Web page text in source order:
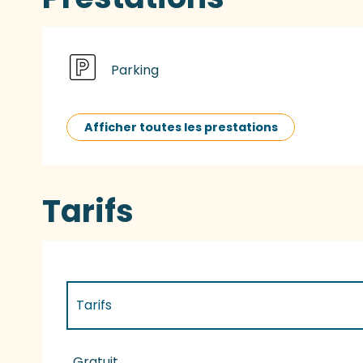
Parking
Afficher toutes les prestations
Tarifs
Tarifs
Tarifs 2027